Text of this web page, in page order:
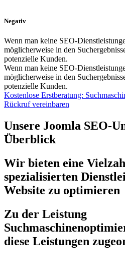
Negativ
Wenn man keine SEO-
möglicherweise in den
potenzielle Kunden.
Wenn man keine SEO-
möglicherweise in den
potenzielle Kunden.
Kostenlose Erstberatung:
Rückruf vereinbaren
Unsere Joomla SEO-
Überblick
Wir bieten eine
spezialisierten
Website zu optimieren
Zu der Leistung
diese Leistungen